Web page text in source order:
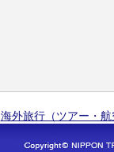
海外旅行（ツアー・航